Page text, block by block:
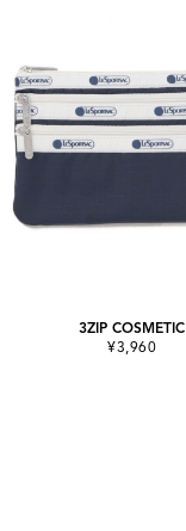
3ZIP COSMETIC
¥3,960